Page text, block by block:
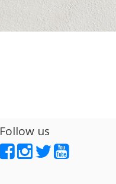
Follow us